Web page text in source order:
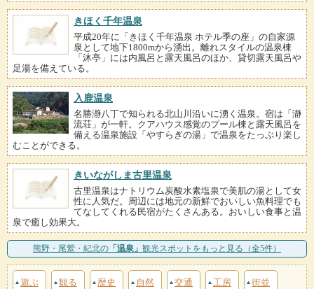
きほく千年温泉
平成20年に「きほく千年温泉 ホテル季の座」の自家源
泉として地下1800mから湧出。離れスタイルの温泉棟
「沐亭」には内風呂と露天風呂のほか、貸切露天風呂や
足湯を備えている。
入鹿温泉
名勝瀞八丁で知られる北山川沿いに湧く温泉。宿は「瀞
流荘」が一軒。クアハウス感覚のプール棟と露天風呂を
備える温泉施設「やすらぎの湯」で温泉をたっぷり楽し
むことができる。
きいながしま古里温泉
古里温泉はナトリウム炭酸水素塩泉で美肌の湯として女
性に人気だ。周辺には地元の新鮮でおいしい魚料理でも
てなしてくれる民宿がたくさんある。おいしい食事と温
泉で癒し効果大。
熊野・尾鷲・紀北の 「温泉」 観光スポットをもっと見る（全5件）
遊ぶ 観る 歴史 自然 交通 工房 街並